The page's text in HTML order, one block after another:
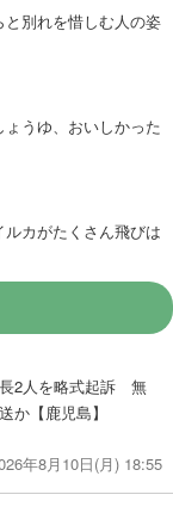
別れを惜しむ人の姿
ょうゆ、おいしかった
ルカがたくさん飛びは
長2人を略式起訴 無
か【鹿児島】
年8月10日(月) 18:55